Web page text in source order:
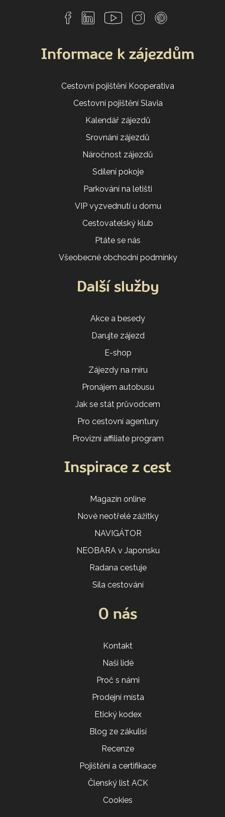
Informace k zájezdům
Cestovní pojištění Kooperativa
Cestovní pojištění Slavia
Kalendář zájezdů
Srovnání zájezdů
Náročnost zájezdů
Sdílení pokoje
Parkování na letišti
VIP vyzvednutí u domu
Cestovatelský klub
Ptáte se nás
Všeobecné obchodní podmínky
Další služby
Akce a besedy
Darujte zájezd
E-shop
Zájezdy na míru
Pronájem autobusu
Jak se stát průvodcem
Pro cestovní agentury
Provizní affiliate program
Inspirace z cest
Magazín online
Nové neotřelé zážitky
NAVIGÁTOR
NEOBARA v Japonsku
Radana cestuje
Síla cestování
O nás
Kontakt
Naši lidé
Proč s námi
Prodejní místa
Etický kodex
Blog ze zákulisí
Recenze
Pojištění a certifikace
Členský list ACK
Cookies